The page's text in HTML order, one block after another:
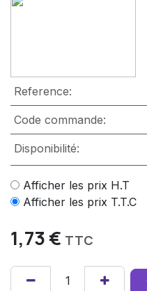
Reference:
Code commande:
Disponibilité:
Afficher les prix H.T
Afficher les prix T.T.C
1,73€ TTC